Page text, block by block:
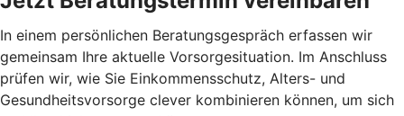
In einem persönlichen Beratungsgespräch erfassen wir
gemeinsam Ihre aktuelle Vorsorgesituation. Im Anschluss
prüfen wir, wie Sie Einkommensschutz, Alters- und
Gesundheitsvorsorge clever kombinieren können, um sich